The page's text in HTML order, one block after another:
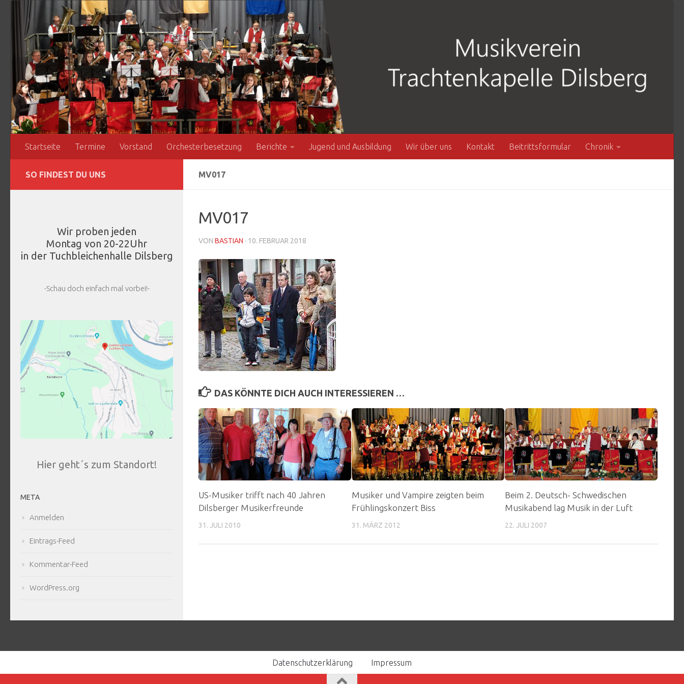
Zum Inhalt springen
Startseite Termine Vorstand Orchesterbesetzung Berichte Jugend und Ausbildung Wir über uns Kontakt Beitrittsformular Chronik
MV017
MV017
VON BASTIAN · 10. FEBRUAR 2018
DAS KÖNNTE DICH AUCH INTERESSIEREN …
US-Musiker trifft nach 40 Jahren
Dilsberger Musikerfreunde
31. JULI 2010
Musiker und Vampire zeigten beim
Frühlingskonzert Biss
31. MÄRZ 2012
Beim 2. Deutsch- Schwedischen
Musikabend lag Musik in der Luft
22. JULI 2007
SO FINDEST DU UNS
Wir proben jeden
Montag von 20-22Uhr
in der Tuchbleichenhalle Dilsberg
-Schau doch einfach mal vorbei!-
Hier geht´s zum Standort!
META
Anmelden
Eintrags-Feed
Kommentar-Feed
WordPress.org
Datenschutzerklärung Impressum